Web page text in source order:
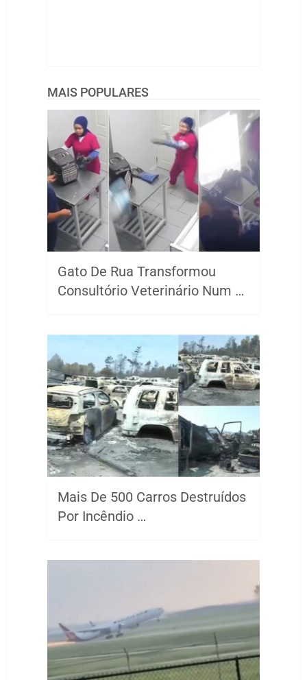
MAIS POPULARES
Gato De Rua Transformou
Consultório Veterinário Num …
Mais De 500 Carros Destruídos
Por Incêndio …